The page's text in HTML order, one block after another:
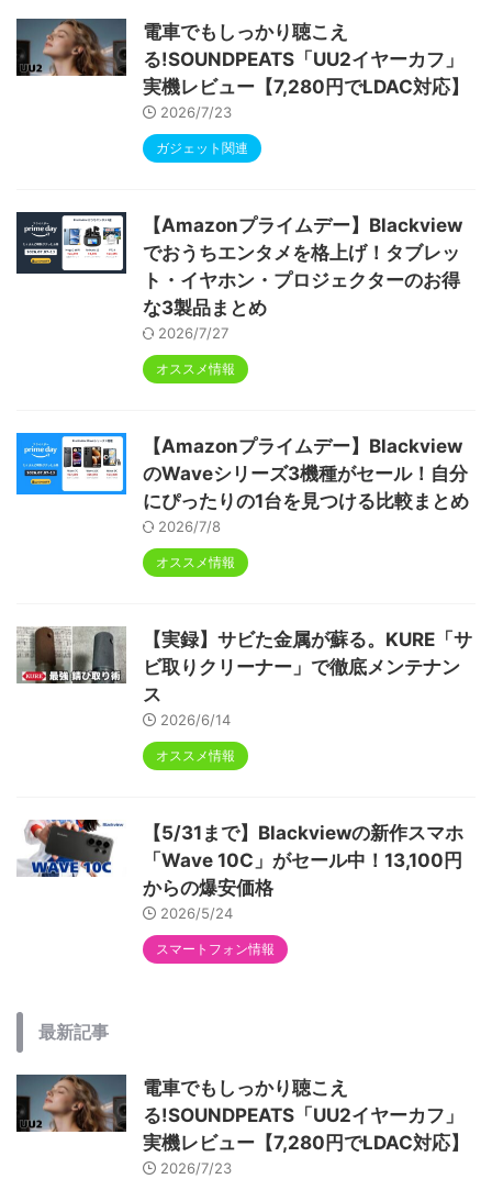
RGBライト 児童守護 IPS画面 日本語説明書
電車でもしっかり聴こえ
る!SOUNDPEATS「UU2イヤーカフ」
実機レビュー【7,280円でLDAC対応】
2026/7/23
ガジェット関連
【Amazonプライムデー】Blackview
でおうちエンタメを格上げ！タブレッ
ト・イヤホン・プロジェクターのお得
な3製品まとめ
2026/7/27
オススメ情報
【Amazonプライムデー】Blackview
のWaveシリーズ3機種がセール！自分
にぴったりの1台を見つける比較まとめ
2026/7/8
オススメ情報
【実録】サビた金属が蘇る。KURE「サ
ビ取りクリーナー」で徹底メンテナン
ス
2026/6/14
オススメ情報
【5/31まで】Blackviewの新作スマホ
「Wave 10C」がセール中！13,100円
からの爆安価格
2026/5/24
スマートフォン情報
最新記事
電車でもしっかり聴こえ
る!SOUNDPEATS「UU2イヤーカフ」
実機レビュー【7,280円でLDAC対応】
2026/7/23